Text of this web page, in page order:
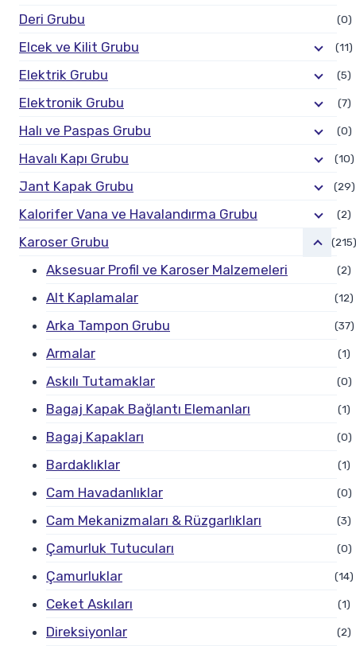
Deri Grubu (0)
Elcek ve Kilit Grubu (11)
Elektrik Grubu (5)
Elektronik Grubu (7)
Halı ve Paspas Grubu (0)
Havalı Kapı Grubu (10)
Jant Kapak Grubu (29)
Kalorifer Vana ve Havalandırma Grubu (2)
Karoser Grubu (215)
Aksesuar Profil ve Karoser Malzemeleri (2)
Alt Kaplamalar (12)
Arka Tampon Grubu (37)
Armalar (1)
Askılı Tutamaklar (0)
Bagaj Kapak Bağlantı Elemanları (1)
Bagaj Kapakları (0)
Bardaklıklar (1)
Cam Havadanlıklar (0)
Cam Mekanizmaları & Rüzgarlıkları (3)
Çamurluk Tutucuları (0)
Çamurluklar (14)
Ceket Askıları (1)
Direksiyonlar (2)